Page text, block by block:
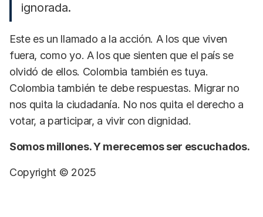
ignorada.
Este es un llamado a la acción. A los que viven
fuera, como yo. A los que sienten que el país se
olvidó de ellos. Colombia también es tuya.
Colombia también te debe respuestas. Migrar no
nos quita la ciudadanía. No nos quita el derecho a
votar, a participar, a vivir con dignidad.
Somos millones. Y merecemos ser escuchados.
Copyright © 2025